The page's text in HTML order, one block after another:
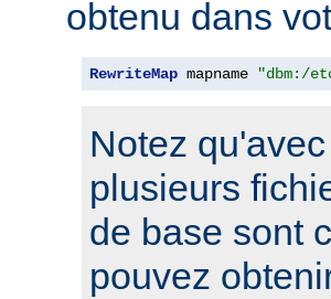
obtenu dans
RewriteMap mapname "dbm:/
Notez
plusieurs
de base sont
pouvez